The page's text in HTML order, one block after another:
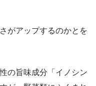
がアップするのかとを
の旨味成分「イノシン